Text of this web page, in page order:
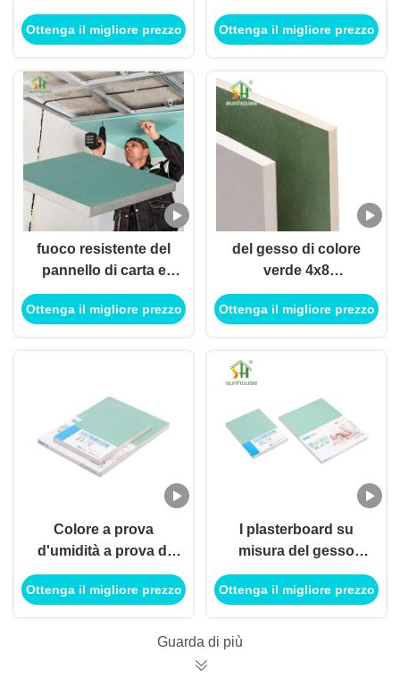
secco
Ottenga il migliore prezzo
impermeabilizzano il
pannello di carta e
Ottenga il migliore prezzo
fuoco resistente del
pannello di carta e
gesso dell'umidità di
4x8 15mm stimato per
Ottenga il migliore prezzo
del gesso di colore
verde 4x8
plasterboard
resistente di umidità
Ottenga il migliore prezzo
Colore a prova
d'umidità a prova di
fuoco dell'avorio del
pannello di carta e
Ottenga il migliore prezzo
I plasterboard su
misura del gesso
innaffiano lo
spessore resistente di
Ottenga il migliore prezzo
Guarda di più